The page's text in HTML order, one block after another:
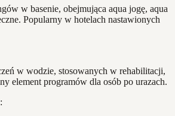
w basenie, obejmująca aqua jogę, aqua
Popularny w hotelach nastawionych
w wodzie, stosowanych w rehabilitacji,
element programów dla osób po urazach.